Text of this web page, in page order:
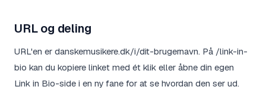
URL og deling
URL'en er danskemusikere.dk/i/dit-brugernavn. På /link-in-
bio kan du kopiere linket med ét klik eller åbne din egen
Link in Bio-side i en ny fane for at se hvordan den ser ud.